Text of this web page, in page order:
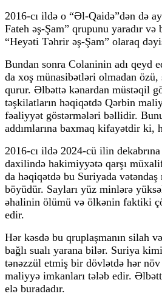
2016-cı ildə o “Əl-Qaidə”dən də
Fateh əş-Şam” qrupunu yaradır və
“Heyəti Təhrir əş-Şam” olaraq
Bundan sonra Colaninin adı qeyd
da xoş münasibətləri olmadan özü,
qurur. Əlbəttə kənardan müstəqil
təşkilatların həqiqətdə Qərbin
fəaliyyət göstərmələri bəllidir.
addımlarına baxmaq kifayətdir ki,
2016-cı ildə 2024-cü ilin
daxilində hakimiyyətə qarşı
da həqiqətdə bu Suriyada vətəndaş
böyüdür. Sayları yüz minlərə
əhalinin ölümü və ölkənin faktiki
edir.
Hər kəsdə bu qruplaşmanın silah
bağlı sualı yarana bilər. Suriya
tənəzzül etmiş bir dövlətdə hər
maliyyə imkanları tələb edir.
elə buradadır.